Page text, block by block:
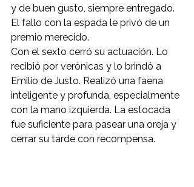
y de buen gusto, siempre entregado.
El fallo con la espada le privó de un
premio merecido.
Con el sexto cerró su actuación. Lo
recibió por verónicas y lo brindó a
Emilio de Justo. Realizó una faena
inteligente y profunda, especialmente
con la mano izquierda. La estocada
fue suficiente para pasear una oreja y
cerrar su tarde con recompensa.